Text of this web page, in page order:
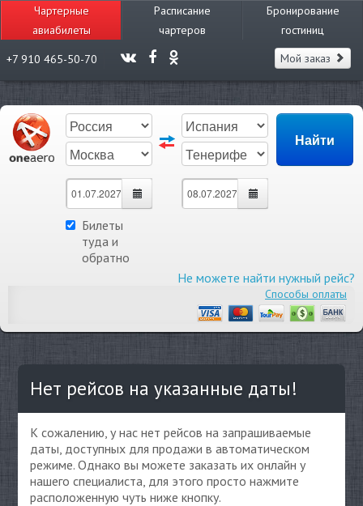
Чартерные
авиабилеты
Расписание
чартеров
Бронирование
гостиниц
+7 910 465-50-70
Мой заказ
Билеты
туда и
обратно
Не можете найти нужный рейс?
Способы оплаты
Нет рейсов на указанные даты!
К сожалению, у нас нет рейсов на запрашиваемые
даты, доступных для продажи в автоматическом
режиме. Однако вы можете заказать их онлайн у
нашего специалиста, для этого просто нажмите
расположенную чуть ниже кнопку.